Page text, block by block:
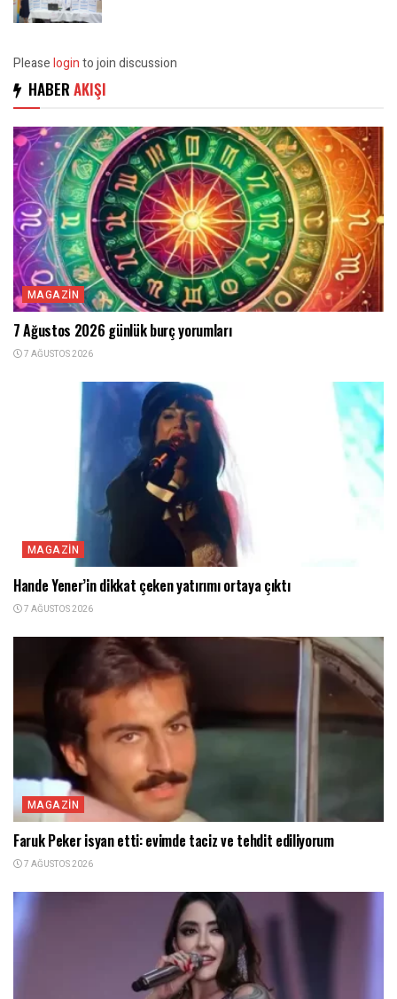
Pleaseloginto join discussion
HABER AKIŞI
MAGAZIN
7 Ağustos 2026 günlük burç yorumları
7 AĞUSTOS 2026
MAGAZIN
Hande Yener’in dikkat çeken yatırımı ortaya çıktı
7 AĞUSTOS 2026
MAGAZIN
Faruk Peker isyan etti: evimde taciz ve tehdit ediliyorum
7 AĞUSTOS 2026